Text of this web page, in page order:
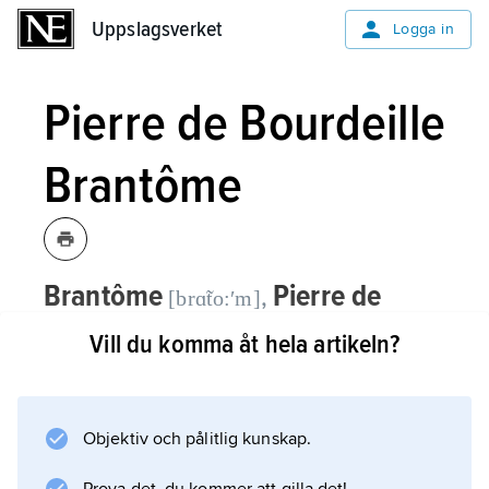
Uppslagsverket Logga in
Pierre de Bourdeille
Brantôme
Brantôme [brɑ̃to:ʹm], Pierre de
Bourdeille,seigneur de Brantôme,
Efter en olycka gav Pierre de Bourdeille
Brantôme upp sina militära uppdrag och
Vill du komma åt hela artikeln?
Objektiv och pålitlig kunskap.